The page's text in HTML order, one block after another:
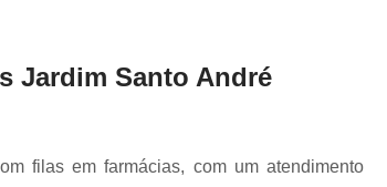
Serviço de Entrega de Flores
Serviço de Entrega Farmácia
Serviço
Jardim Santo André
filas em farmácias, com um atendimento